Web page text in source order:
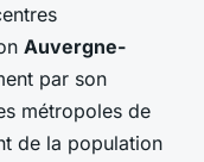
Auvergne-
par son
métropoles de
de la population